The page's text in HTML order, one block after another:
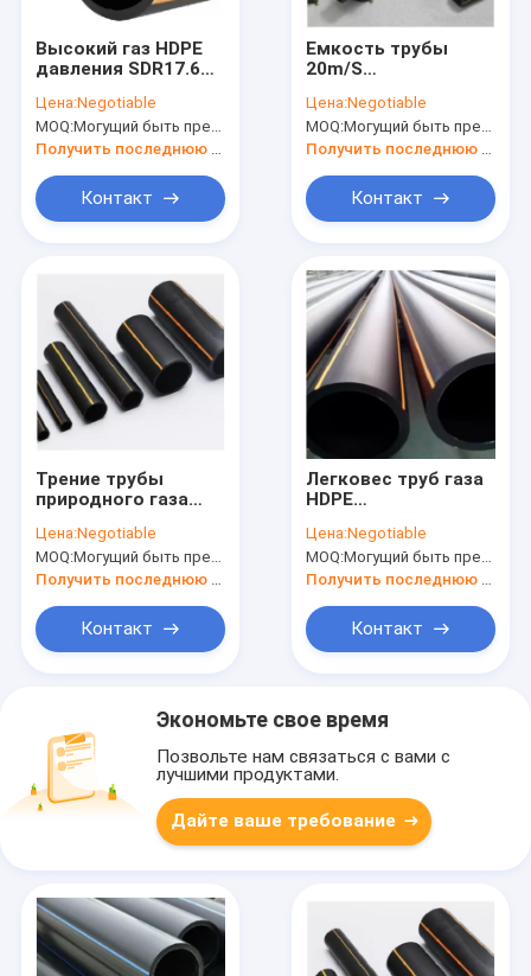
Высокий газ HDPE
давления SDR17.6
теплостойкое по
трубам
Цена:Negotiable
MOQ:Могущий быть предметом переговоров
Контакт
Емкость трубы
20m/S
природного газа
штуцеров
газопровода DE400
Цена:Negotiable
MOQ:Могущий быть предметом переговоров
Контакт
Трение трубы
природного газа
DN630mm ровное
низкое
Цена:Negotiable
MOQ:Могущий быть предметом переговоров
Получить последнюю цену
Контакт
Легковес труб газа
HDPE
метода литья 6M 50
лет
продолжительности
Цена:Negotiable
MOQ:Могущий быть предметом переговоров
Получить последнюю цену
Контакт
Экономьте свое время
Позвольте нам связаться с вами с
лучшими продуктами.
Дайте ваше требование